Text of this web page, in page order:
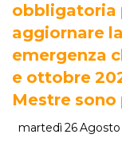
obbligatoria
aggiornare
emergenza
e ottobre
Mestre sono
martedì 26 Agosto